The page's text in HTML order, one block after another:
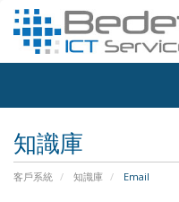
知識庫
客戶系統 知識庫 Email